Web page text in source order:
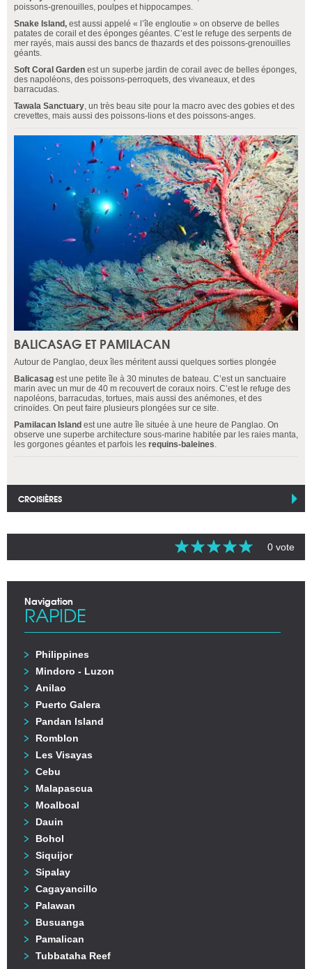
poissons-grenouilles, poulpes et hippocampes.
Snake Island, est aussi appelé « l’île engloutie » on observe de belles
patates de corail et des éponges géantes. C’est le refuge des serpents de
mer rayés, mais aussi des bancs de thazards et des poissons-grenouilles
géants.
Soft Coral Garden est un superbe jardin de corail avec de belles éponges,
des napoléons, des poissons-perroquets, des vivaneaux, et des
barracudas.
Tawala Sanctuary, un très beau site pour la macro avec des gobies et des
crevettes, mais aussi des poissons-lions et des poissons-anges.
BALICASAG ET PAMILACAN
Autour de Panglao, deux îles méritent aussi quelques sorties plongée
Balicasag est une petite île à 30 minutes de bateau. C’est un sanctuaire
marin avec un mur de 40 m recouvert de coraux noirs. C’est le refuge des
napoléons, barracudas, tortues, mais aussi des anémones, et des
crinoïdes. On peut faire plusieurs plongées sur ce site.
Pamilacan Island est une autre île située à une heure de Panglao. On
observe une superbe architecture sous-marine habitée par les raies manta,
les gorgones géantes et parfois les requins-baleines.
CROISIÈRES
0 vote
Navigation
RAPIDE
Philippines
Mindoro - Luzon
Anilao
Puerto Galera
Pandan Island
Romblon
Les Visayas
Cebu
Malapascua
Moalboal
Dauin
Bohol
Siquijor
Sipalay
Cagayancillo
Palawan
Busuanga
Pamalican
Tubbataha Reef